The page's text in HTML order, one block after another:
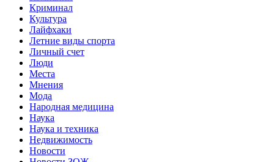
Криминал
Культура
Лайфхаки
Летние виды спорта
Личный счет
Люди
Места
Мнения
Мода
Народная медицина
Наука
Наука и техника
Недвижимость
Новости